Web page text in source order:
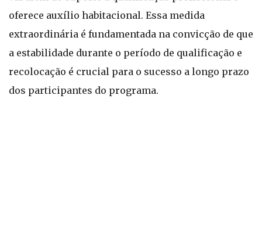
oferece auxílio habitacional. Essa medida
extraordinária é fundamentada na convicção de que
a estabilidade durante o período de qualificação e
recolocação é crucial para o sucesso a longo prazo
dos participantes do programa.